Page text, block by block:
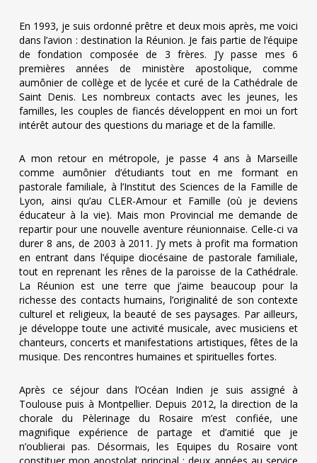
En 1993, je suis ordonné prêtre et deux mois après, me voici
dans l’avion : destination la Réunion. Je fais partie de l’équipe
de fondation composée de 3 frères. J’y passe mes 6
premières années de ministère apostolique, comme
aumônier de collège et de lycée et curé de la Cathédrale de
Saint Denis. Les nombreux contacts avec les jeunes, les
familles, les couples de fiancés développent en moi un fort
intérêt autour des questions du mariage et de la famille.
A mon retour en métropole, je passe 4 ans à Marseille
comme aumônier d’étudiants tout en me formant en
pastorale familiale, à l’Institut des Sciences de la Famille de
Lyon, ainsi qu’au CLER-Amour et Famille (où je deviens
éducateur à la vie). Mais mon Provincial me demande de
repartir pour une nouvelle aventure réunionnaise. Celle-ci va
durer 8 ans, de 2003 à 2011. J’y mets à profit ma formation
en entrant dans l’équipe diocésaine de pastorale familiale,
tout en reprenant les rênes de la paroisse de la Cathédrale.
La Réunion est une terre que j’aime beaucoup pour la
richesse des contacts humains, l’originalité de son contexte
culturel et religieux, la beauté de ses paysages. Par ailleurs,
je développe toute une activité musicale, avec musiciens et
chanteurs, concerts et manifestations artistiques, fêtes de la
musique. Des rencontres humaines et spirituelles fortes.
Après ce séjour dans l’Océan Indien je suis assigné à
Toulouse puis à Montpellier. Depuis 2012, la direction de la
chorale du Pèlerinage du Rosaire m’est confiée, une
magnifique expérience de partage et d’amitié que je
n’oublierai pas. Désormais, les Equipes du Rosaire vont